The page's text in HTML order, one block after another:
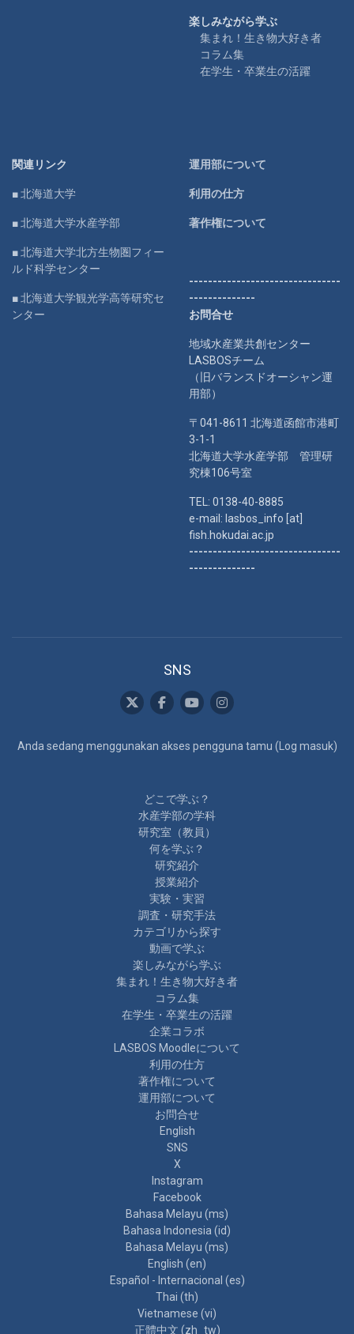
楽しみながら学ぶ
集まれ！生き物大好き者
コラム集
在学生・卒業生の活躍
関連リンク
■ 北海道大学
■ 北海道大学水産学部
■ 北海道大学北方生物圏フィー
ルド科学センター
■ 北海道大学観光学高等研究セ
ンター
運用部について
利用の仕方
著作権について
--------------------------------
--------------
お問合せ
地域水産業共創センター
LASBOSチーム
（旧バランスドオーシャン運
用部）
〒041-8611 北海道函館市港町
3-1-1
北海道大学水産学部 管理研
究棟106号室
TEL: 0138-40-8885
e-mail: lasbos_info [at]
fish.hokudai.ac.jp
--------------------------------
--------------
SNS
Anda sedang menggunakan akses pengguna tamu (Log masuk)
どこで学ぶ？
水産学部の学科
研究室（教員）
何を学ぶ？
研究紹介
授業紹介
実験・実習
調査・研究手法
カテゴリから探す
動画で学ぶ
楽しみながら学ぶ
集まれ！生き物大好き者
コラム集
在学生・卒業生の活躍
企業コラボ
LASBOS Moodleについて
利用の仕方
著作権について
運用部について
お問合せ
English
SNS
X
Instagram
Facebook
Bahasa Melayu ‎(ms)‎
Bahasa Indonesia ‎(id)‎
Bahasa Melayu ‎(ms)‎
English ‎(en)‎
Español - Internacional ‎(es)‎
Thai ‎(th)‎
Vietnamese ‎(vi)‎
正體中文 ‎(zh_tw)‎